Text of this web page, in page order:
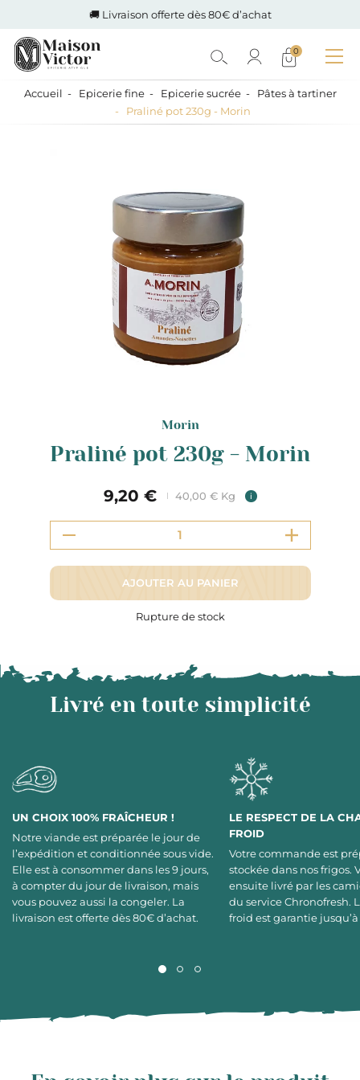
🚚 Livraison offerte dès 80€ d’achat
0
Accueil Epicerie fine Epicerie sucrée
Pâtes à tartiner
Praliné pot 230g - Morin
Morin
Praliné pot 230g - Morin
9,20 € 40,00 € Kg i
AJOUTER AU PANIER
Rupture de stock
Livré en toute simplicité
UN CHOIX 100% FRAÎCHEUR !
Notre viande est préparée le jour de
l’expédition et conditionnée sous vide.
Elle est à consommer dans les 9 jours,
à compter du jour de livraison, mais
vous pouvez aussi la congeler. La
livraison est offerte dès 80€ d’achat.
LE RESPECT DE LA
FROID
Votre commande est
stockée dans nos frigos.
ensuite livré par les
du service Chronofresh.
froid est garantie